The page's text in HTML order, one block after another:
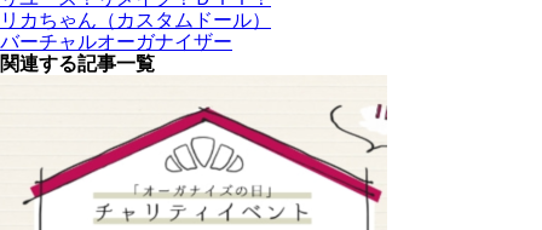
リカちゃん（カスタムドール）
バーチャルオーガナイザー
関連する記事一覧